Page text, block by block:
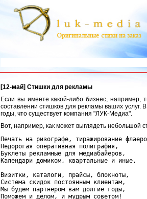
[12-май] Стишки для рекламы
Если вы имеете какой-либо бизнес, например,
составлении стишков для рекламы ваших услуг.
годы, что существует компания "ЛУК-Медиа".
Вот, например, как может выглядеть небольшой
Печать на ризографе, тиражирование
Недорогая оперативная полиграфия,
Буклеты рекламные для медиабайеров,
Календари домиком, квартальные и иные,
Визитки, каталоги, прайсы, блокноты,
Система скидок постоянным клиентам,
Мы будем партнером вам долгие годы,